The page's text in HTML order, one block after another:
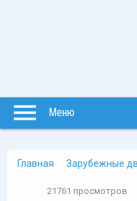
Меню
Главная Зарубежные
21761 просмотров